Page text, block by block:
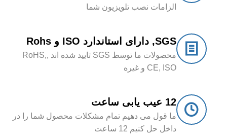
الزامات نصب تلویزیون شما
SGS, دارای استاندارد ISO و Rohs
محصولات ما توسط SGS تایید شده اند ,RoHS,
CE, ISO و غیره
12 عیب یابی ساعت
ما قول می دهیم تمام مشکلات محصول شما را در
داخل حل کنیم 12 ساعت